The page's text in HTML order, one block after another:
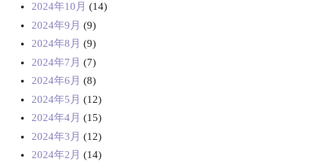
2024年10月 (14)
2024年9月 (9)
2024年8月 (9)
2024年7月 (7)
2024年6月 (8)
2024年5月 (12)
2024年4月 (15)
2024年3月 (12)
2024年2月 (14)